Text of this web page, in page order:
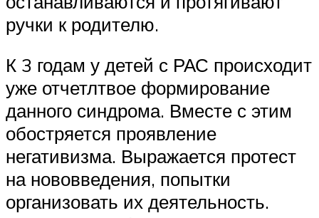
ручки к родителю.
К 3 годам у детей с РАС происходит
уже отчетлтвое формирование
данного синдрома. Вместе с этим
обостряется проявление
негативизма. Выражается протест
на нововведения, попытки
организовать их деятельность.